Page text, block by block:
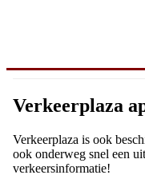
Verkeerplaza
Verkeerplaza is ook
ook onderweg snel een
verkeersinformatie!